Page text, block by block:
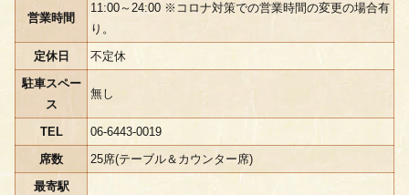
営業時間
11:00～24:00 ※コロナ対策での営業時間の変更の場合有
り。
定休日
不定休
駐車スペー
ス
無し
TEL
06-6443-0019
席数
25席(テーブル＆カウンター席)
最寄駅